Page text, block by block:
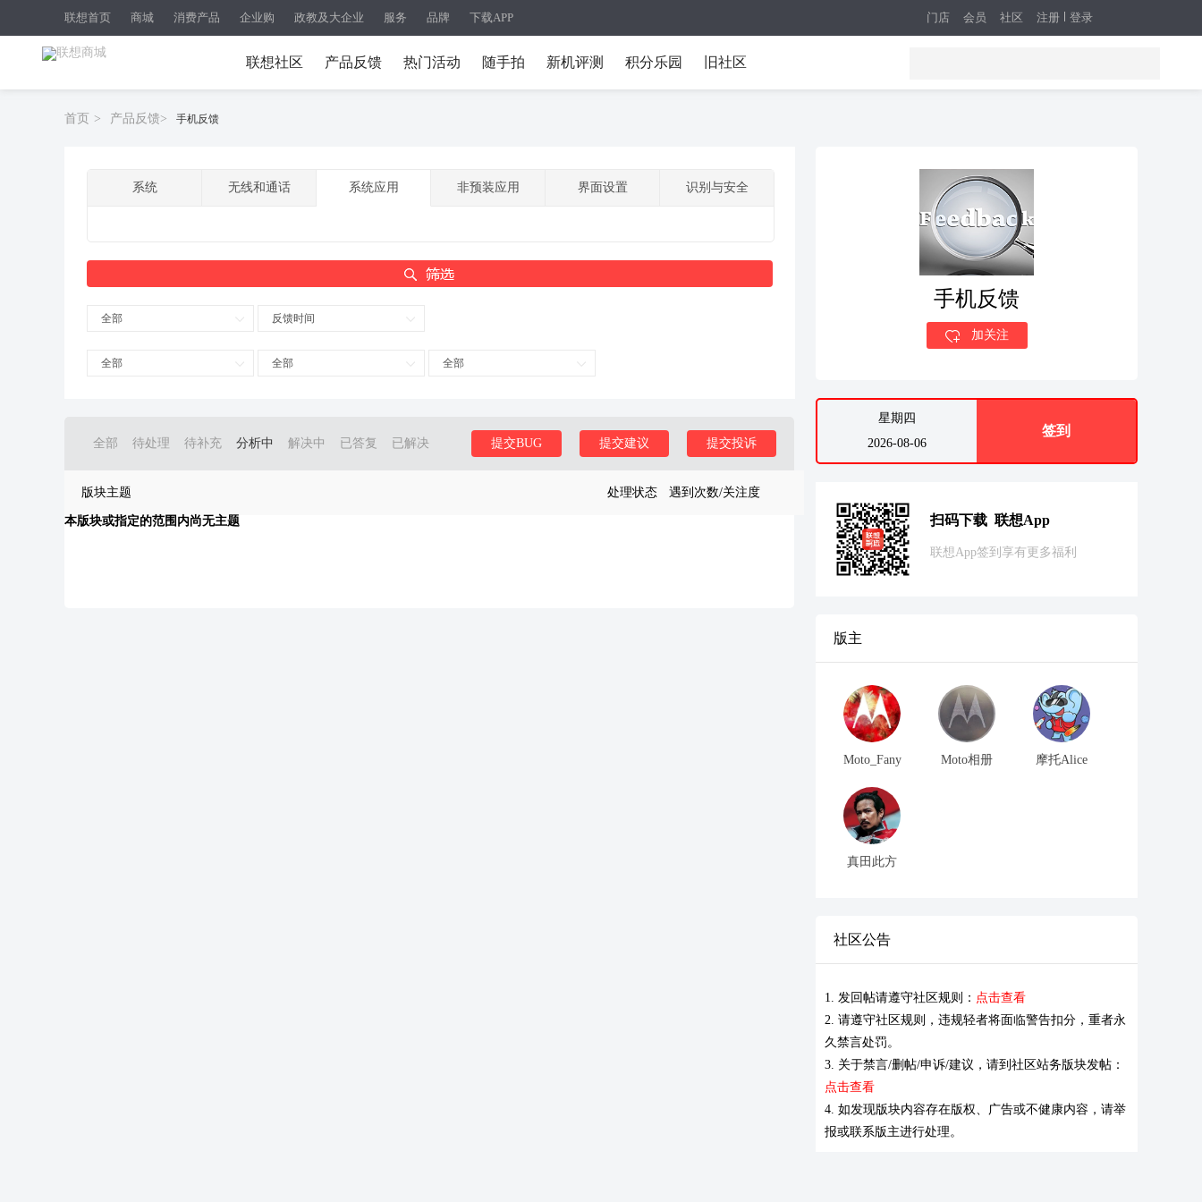
联想首页 商城 消费产品 企业购 政教及大企业 服务 品牌 下载APP 注册 登录
门店 会员 社区
联想社区 产品反馈 热门活动 随手拍 新机评测 积分乐园 旧社区
首页 > 产品反馈> 手机反馈
系统 无线和通话 系统应用 非预装应用 界面设置 识别与安全
全部 反馈时间
全部 全部 全部
全部 待处理 待补充 分析中 解决中 已答复 已解决 提交投诉
提交建议
提交BUG
版块主题 处理状态 遇到次数/关注度
本版块或指定的范围内尚无主题
手机反馈
加关注
星期四
2026-08-06
签到
扫码下载 联想App
联想App签到享有更多福利
版主
Moto_Fany Moto相册 摩托Alice
真田此方
社区公告
1. 发回帖请遵守社区规则： 点击查看
2. 请遵守社区规则，违规轻者将面临警告扣分，重者永
久禁言处罚。
3. 关于禁言/删帖/申诉/建议，请到社区站务版块发帖：
点击查看
4. 如发现版块内容存在版权、广告或不健康内容，请举
报或联系版主进行处理。